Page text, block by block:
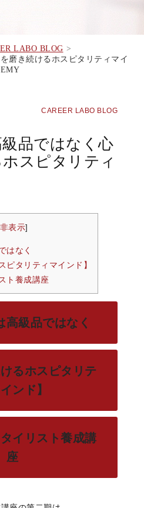
LABO BLOG
磨き続けるホスピタリティマイ
CAREER LABO BLOG
品ではなく心
スピタリティ
非表示
はなく
タリティマインド】
ト養成講座
高級品ではなく
るホスピタリテ
ンド】
イリスト養成講
座